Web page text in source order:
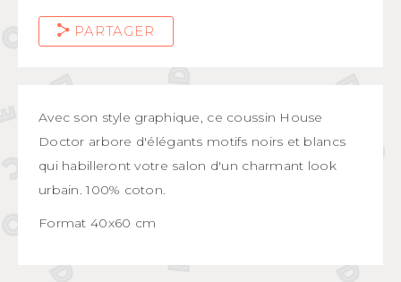
PARTAGER
Avec son style graphique, ce coussin House
Doctor arbore d'élégants motifs noirs et blancs
qui habilleront votre salon d'un charmant look
urbain. 100% coton.
Format 40x60 cm